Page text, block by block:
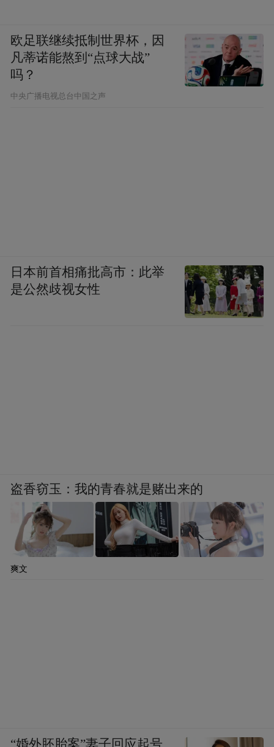
武清区向安徽博物院转送了《专家意见
书》。而根据捐赠人叶景成先生的意愿，这
尊“刘氏等造石佛塔”将尽快回归故乡。
欧足联继续抵制世界杯，因
凡蒂诺能熬到“点球大战”
吗？
中央广播电视总台中国之声
日本前首相痛批高市：此举
是公然歧视女性
盗香窃玉：我的青春就是赌出来的
爽文
“婚外胚胎案”妻子回应起号